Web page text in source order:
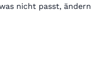
nicht passt, ändern